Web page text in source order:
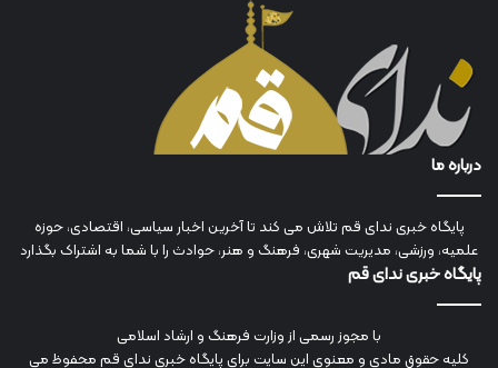
درباره ما
پایگاه خبری ندای قم تلاش می کند تا آخرین اخبار سیاسی، اقتصادی، حوزه
علمیه، ورزشی، مدیریت شهری، فرهنگ و هنر، حوادث را با شما به اشتراک بگذارد
پایگاه خبری ندای قم
با مجوز رسمی از وزارت فرهنگ و ارشاد اسلامی
کلیه حقوق مادی و معنوی این سایت برای پایگاه خبری ندای قم محفوظ می